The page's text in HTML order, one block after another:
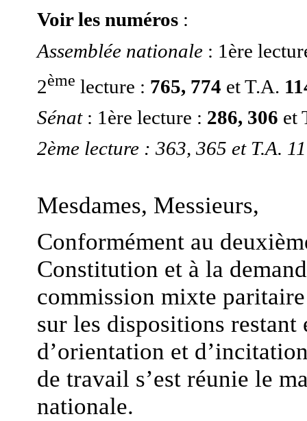
Voir les numéros :
Assemblée nationale : 1ère
2ème lecture : 765, 774 et T.A.
Sénat: 1ère lecture : 286, 306 et
2ème lecture : 363, 365 et T.A.
Mesdames, Messieurs,
Conformément au
Constitution et à la
commission mixte
sur les dispositions
d’orientation et
de travail s’est réunie le
nationale.